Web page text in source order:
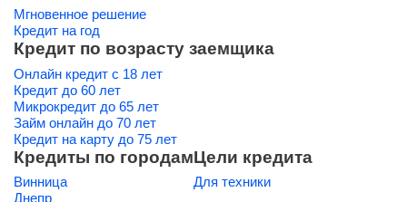
Мгновенное решение
Кредит на год
Кредит по возрасту заемщика
Онлайн кредит с 18 лет
Кредит до 60 лет
Микрокредит до 65 лет
Займ онлайн до 70 лет
Кредит на карту до 75 лет
Кредиты по городам
Винница
Днепр
Цели кредита
Для техники